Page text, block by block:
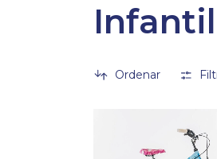
Infantil
Ordenar